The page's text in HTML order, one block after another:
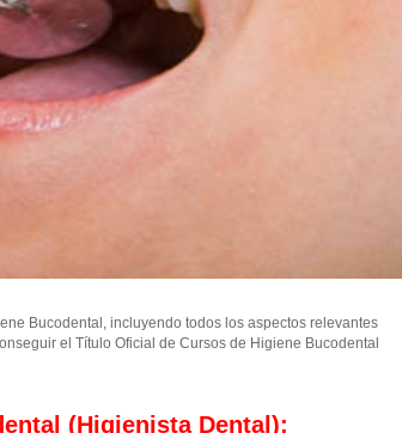
Bucodental, incluyendo todos los aspectos relevantes
el Título Oficial de Cursos de Higiene Bucodental
(Higienista Dental):